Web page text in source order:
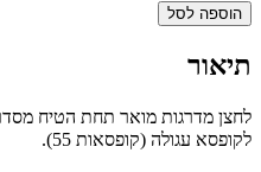
לסל
מדרגות מוארתחת הטיחמסדרת
עגולה (קופסאות 55).